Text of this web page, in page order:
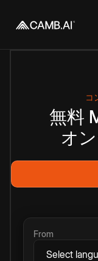
コ
無料
オ
From